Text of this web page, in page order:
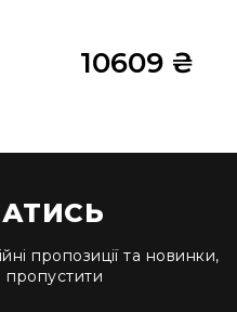
10609 ₴
пропозиції та новинки,
пропустити